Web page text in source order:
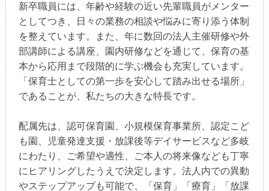
新卒職員には、年齢や経験の近い先輩職員がメンター
としてつき、日々の業務の相談や悩みに寄り添う体制
を整えています。また、年に数回の法人主催研修や外
部講師による講座、園内研修などを通じて、保育の基
本から応用まで段階的に学ぶ機会も充実しています。
「保育士としての第一歩を安心して踏み出せる場所」
であることが、私たちの大きな特長です。
配属先は、認可保育園、小規模保育事業所、認定こど
も園、児童発達支援・放課後等デイサービスなど多岐
にわたり、ご希望や適性、ご本人の将来像なども丁寧
にヒアリングしたうえで決定します。法人内での異動
やステップアップも可能で、「保育」「療育」「放課